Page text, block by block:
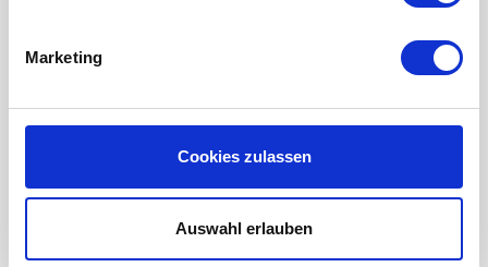
Marketing
Cookies zulassen
Auswahl erlauben
Mein Konto
Meine Bestellungen
Meine Nachrichten (Tickets)
IMPRESSUM